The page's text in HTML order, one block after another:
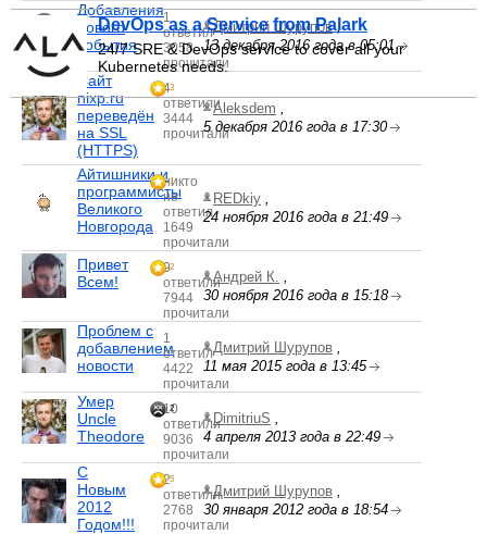
Добавления
нового
события
1
ответил
3058
прочитали
Дмитрий Шурупов,
13 декабря 2016 года в 05:01
Сайт
nixp.ru
переведён
на SSL
(HTTPS)
3
4
ответили
3444
прочитали
Aleksdem ,
5 декабря 2016 года в 17:30
Айтишники и
программисты
Великого
Новгорода
1
никто
не
ответил
1649
прочитали
REDkiy ,
24 ноября 2016 года в 21:49
Привет
Всем!
2
9
ответили
7944
прочитали
Андрей К. ,
30 ноября 2016 года в 15:18
Проблем с
добавлением
новости
1
ответил
4422
прочитали
Дмитрий Шурупов ,
11 мая 2015 года в 13:45
Умер
Uncle
Theodore
2
10
ответили
9036
прочитали
DimitriuS ,
4 апреля 2013 года в 22:49
С
Новым
2012
Годом!!!
5
2
ответили
2768
прочитали
Дмитрий Шурупов ,
30 января 2012 года в 18:54
DevOps as a Service from Palark
24/7 SRE & DevOps service to cover all your
Kubernetes needs.